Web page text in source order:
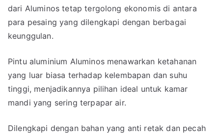
dari Aluminos tetap tergolong ekonomis di antara
para pesaing yang dilengkapi dengan berbagai
keunggulan.
Pintu aluminium Aluminos menawarkan ketahanan
yang luar biasa terhadap kelembapan dan suhu
tinggi, menjadikannya pilihan ideal untuk kamar
mandi yang sering terpapar air.
Dilengkapi dengan bahan yang anti retak dan pecah